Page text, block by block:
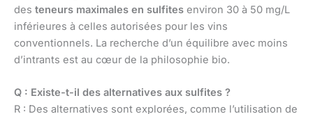
des teneurs maximales en sulfites environ 30 à 50 mg/L
inférieures à celles autorisées pour les vins
conventionnels. La recherche d’un équilibre avec moins
d’intrants est au cœur de la philosophie bio.
Q : Existe-t-il des alternatives aux sulfites ?
R : Des alternatives sont explorées, comme l’utilisation de